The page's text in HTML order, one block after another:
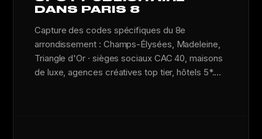
DANS PARIS 8
Capture des codes spécifiques du 8e
arrondissement : Champs-Élysées, Madeleine,
Triangle d'Or · sièges sociaux CAC 40, maisons
de luxe, agences créatives top tier, hôtels 5*....